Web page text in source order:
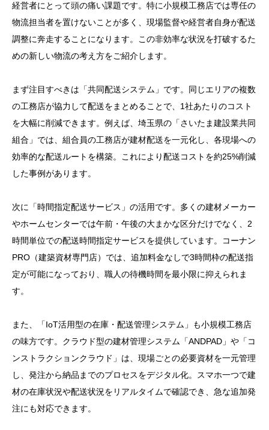
経営者にとって頭の痛い課題です。特に小規模工務店では専任の
物流担当者を置けないことが多く、現場監督や経営者自身が配送
調整に奔走することになります。この非効率な状況を打破するた
めの新しい物流の考え方をご紹介します。
まず注目すべきは「共同配送システム」です。同じエリアの複数
の工務店が協力して配送をまとめることで、1社あたりのコスト
を大幅に削減できます。例えば、埼玉県の「さいたま建設業共同
組合」では、組合員の工務店が建材配送を一元化し、各現場への
効率的な配送ルートを構築。これにより配送コストを約25%削減
した事例があります。
次に「時間指定配送サービス」の活用です。多くの建材メーカー
やホームセンターでは午前・午後の大まかな区分だけでなく、2
時間単位での配送時間指定サービスを提供しています。コーナン
PRO（建築資材専門店）では、追加料金なしで3時間枠の配送指
定が可能になっており、職人の待機時間を最小限に抑えられま
す。
また、「IoT活用型の在庫・配送管理システム」も小規模工務店
の味方です。クラウド型の建材管理システム「ANDPAD」や「コ
ンストラクションクラウド」は、現場ごとの必要資材を一元管理
し、発注から納品までのプロセスをデジタル化。スマホ一つで建
材の在庫状況や配送状況をリアルタイムで確認でき、急な追加発
注にも対応できます。